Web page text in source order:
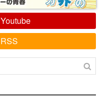
Youtube
RSS